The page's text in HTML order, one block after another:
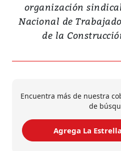
organización
Nacional de
de la
Encuentra más de nuestra
de
Agrega La